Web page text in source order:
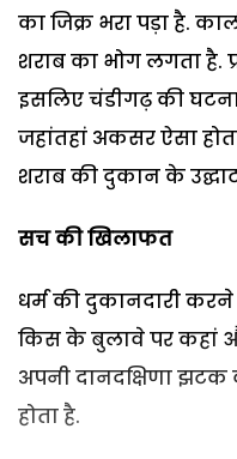
का जिक्र भरा पड़ा है.
शराब का भोग लगता है.
इसलिए चंडीगढ़ की
जहांतहां अकसर ऐसा
शराब की दुकान के
सच की खिलाफत
धर्म की दुकानदारी
किस के बुलावे पर कहां
अपनी दानदक्षिणा
होता है.